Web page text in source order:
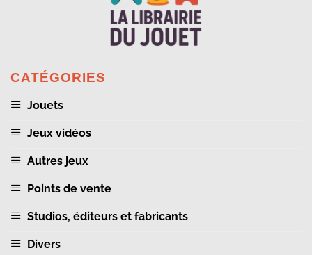
CATÉGORIES
Jouets
Jeux vidéos
Autres jeux
Points de vente
Studios, éditeurs et fabricants
Divers